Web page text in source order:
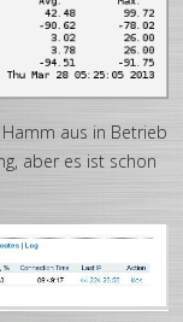
aus in Betrieb
aber es ist schon